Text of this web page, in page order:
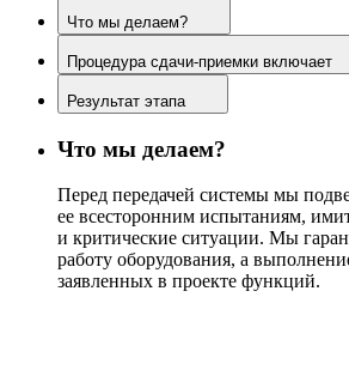
Что мы делаем?
Процедура сдачи-приемки включает
Результат этапа
Что мы делаем?
Перед передачей системы мы
ее всесторонним испытаниям,
и критические ситуации. Мы
работу оборудования, а
заявленных в проекте функций.